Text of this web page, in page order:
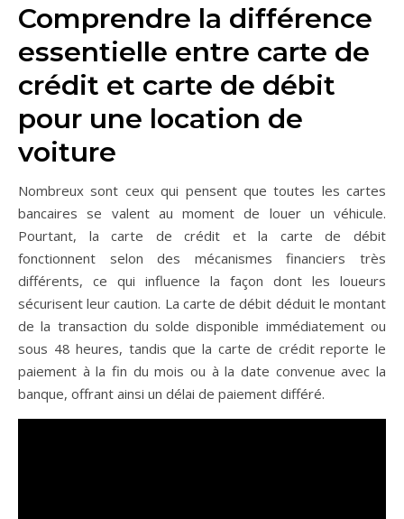
Comprendre la différence
essentielle entre carte de
crédit et carte de débit
pour une location de
voiture
Nombreux sont ceux qui pensent que toutes les cartes
bancaires se valent au moment de louer un véhicule.
Pourtant, la carte de crédit et la carte de débit
fonctionnent selon des mécanismes financiers très
différents, ce qui influence la façon dont les loueurs
sécurisent leur caution. La carte de débit déduit le montant
de la transaction du solde disponible immédiatement ou
sous 48 heures, tandis que la carte de crédit reporte le
paiement à la fin du mois ou à la date convenue avec la
banque, offrant ainsi un délai de paiement différé.